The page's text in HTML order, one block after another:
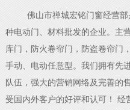
佛山市禅城宏铭门窗经营部
种电动门、材料批发的企业。主
库门，防火卷帘门，防盗卷帘门
手动、电动任意型。我们拥有先
队伍，强大的营销网络及完善的
受国内外客户的好评和认可！ 经